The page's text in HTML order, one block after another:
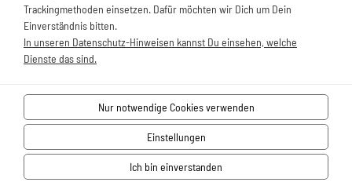
Abschluss oder die Erfüllung eines Vertrags zwischen der
betroffenen Person und dem Verantwortlichen erforderlich ist, oder
(2) aufgrund von Rechtsvorschriften der Union oder der
Mitgliedstaaten, denen der Verantwortliche unterliegt, zulässig ist
Wahrung der Rechte und Freiheiten sowie der berechtigten
Interessen der betroffenen Person enthalten oder (3) mit
ausdrücklicher Einwilligung der betroffenen Person erfolgt. Ist die
Entscheidung (1) für den Abschluss oder die Erfüllung eines Vertrags
zwischen der betroffenen Person und dem Verantwortlichen
Trackingmethoden einsetzen. Dafür möchten wir Dich um Dein
Einverständnis bitten.
In unseren Datenschutz-Hinweisen kannst Du einsehen, welche
Dienste das sind.
Nur notwendige Cookies verwenden
Einstellungen
Ich bin einverstanden